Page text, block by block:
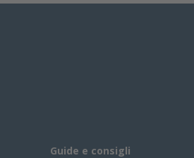
Guide e consigli